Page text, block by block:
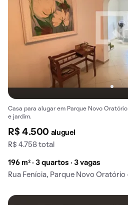
Casa para alugar em Parque Novo Oratório
e jardim.
R$ 4.500 aluguel
R$ 4.758 total
196 m² · 3 quartos · 3 vagas
Rua Fenícia, Parque Novo Oratório